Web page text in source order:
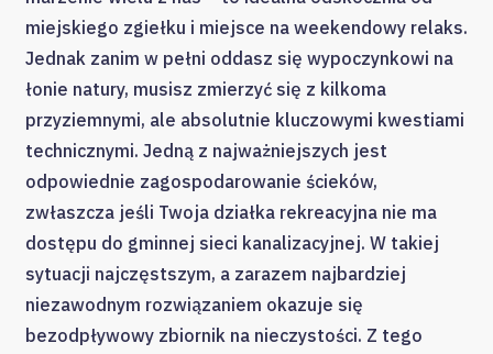
miejskiego zgiełku i miejsce na weekendowy relaks.
Jednak zanim w pełni oddasz się wypoczynkowi na
łonie natury, musisz zmierzyć się z kilkoma
przyziemnymi, ale absolutnie kluczowymi kwestiami
technicznymi. Jedną z najważniejszych jest
odpowiednie zagospodarowanie ścieków,
zwłaszcza jeśli Twoja działka rekreacyjna nie ma
dostępu do gminnej sieci kanalizacyjnej. W takiej
sytuacji najczęstszym, a zarazem najbardziej
niezawodnym rozwiązaniem okazuje się
bezodpływowy zbiornik na nieczystości. Z tego